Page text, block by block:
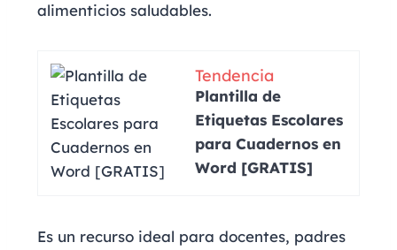
alimenticios saludables.
Tendencia
Plantilla de
Etiquetas Escolares
para Cuadernos en
Word [GRATIS]
Es un recurso ideal para docentes, padres